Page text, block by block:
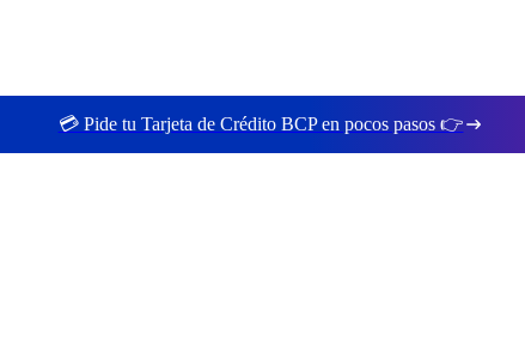
💳 Pide tu Tarjeta de Crédito BCP en pocos pasos 👉